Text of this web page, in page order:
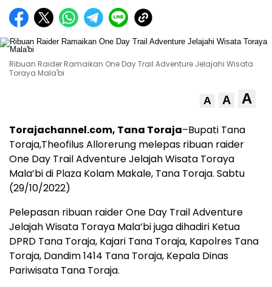
Ribuan Raider Ramaikan One Day Trail Adventure Jelajahi Wisata
Toraya Mala'bi
A A A
Torajachannel.com, Tana Toraja–Bupati Tana
Toraja,Theofilus Allorerung melepas ribuan raider
One Day Trail Adventure Jelajah Wisata Toraya
Mala’bi di Plaza Kolam Makale, Tana Toraja. Sabtu
(29/10/2022)
Pelepasan ribuan raider One Day Trail Adventure
Jelajah Wisata Toraya Mala’bi juga dihadiri Ketua
DPRD Tana Toraja, Kajari Tana Toraja, Kapolres Tana
Toraja, Dandim 1414 Tana Toraja, Kepala Dinas
Pariwisata Tana Toraja.